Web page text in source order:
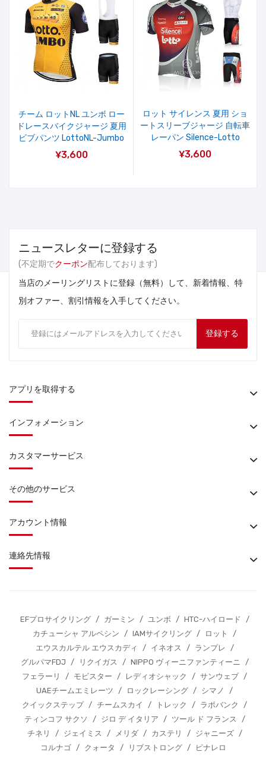
チーム ロットNL ユンボ ロー
ドレースバイクジャージ 夏用
ビブパンツ LottoNL-Jumbo
¥3,600
ロット サイレンス 夏用 ショ
ートスリーブジャージ 自転車
レーパン Silence-Lotto
¥3,600
ニュースレターに登録する
(不定期でクーポン配布しております)
当店のメーリングリストに登録（無料）して、新着情報、特
別オファー、割引情報を入手してください。
登録する
アプリを取得する
インフォメーション
カスタマーサービス
その他のサービス
アカウント情報
連絡先情報
EFプロサイクリング / ガーミン / ユンボ / HTC-ハイロード
/
カチューシャ アルペシン
/ IAMサイクリング / ロット
/
エウスカルテル エウスカディ
/ イネオス / ランプレ
/
グルパマFDJ
/ リクイガス / NIPPO ヴィーニファンティーニ
/
フェラーリ
/ モビスター / レディオシャック / サンウェブ /
UAEチームエミレーツ
/ ロックレーシング / シマノ
/
クイックステップ / チームスカイ / トレック / ラボバンク
/
ティンコフ サクソ
/ ジロ デ イタリア / ツール ド フランス
/
チネリ
/ ジェイミス / メリダ / カステリ / ジャニーズ
/
コルナゴ
/ クォータ / リブストロング / ピナレロ